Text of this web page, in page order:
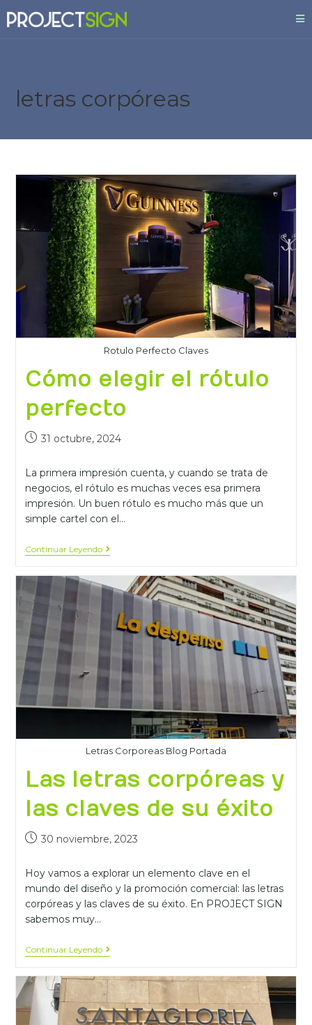
letras corpóreas
Rotulo Perfecto Claves
Cómo elegir el rótulo
perfecto
31 octubre, 2024
La primera impresión cuenta, y cuando se trata de
negocios, el rótulo es muchas veces esa primera
impresión. Un buen rótulo es mucho más que un
simple cartel con el…
Continuar Leyendo
Letras Corporeas Blog Portada
Las letras corpóreas y
las claves de su éxito
30 noviembre, 2023
Hoy vamos a explorar un elemento clave en el
mundo del diseño y la promoción comercial: las letras
corpóreas y las claves de su éxito. En PROJECT SIGN
sabemos muy…
Continuar Leyendo